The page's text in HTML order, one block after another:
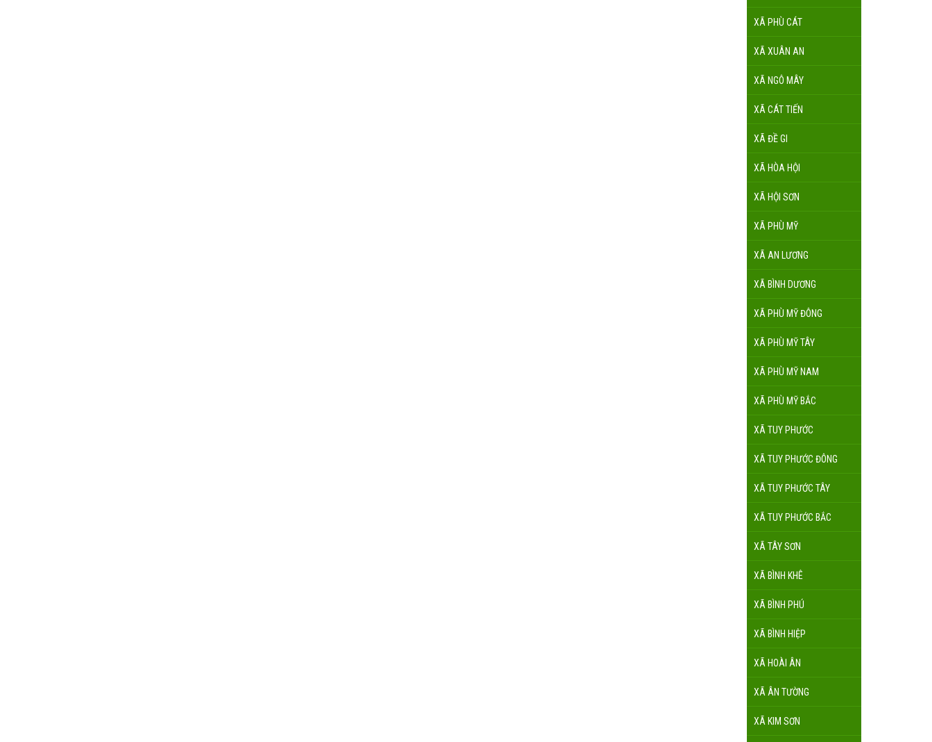
XÃ PHÙ CÁT
XÃ XUÂN AN
XÃ NGÔ MÂY
XÃ CÁT TIẾN
XÃ ĐỀ GI
XÃ HÒA HỘI
XÃ HỘI SƠN
XÃ PHÙ MỸ
XÃ AN LƯƠNG
XÃ BÌNH DƯƠNG
XÃ PHÙ MỸ ĐÔNG
XÃ PHÙ MỸ TÂY
XÃ PHÙ MỸ NAM
XÃ PHÙ MỸ BẮC
XÃ TUY PHƯỚC
XÃ TUY PHƯỚC ĐÔNG
XÃ TUY PHƯỚC TÂY
XÃ TUY PHƯỚC BẮC
XÃ TÂY SƠN
XÃ BÌNH KHÊ
XÃ BÌNH PHÚ
XÃ BÌNH HIỆP
XÃ HOÀI ÂN
XÃ ÂN TƯỜNG
XÃ KIM SƠN